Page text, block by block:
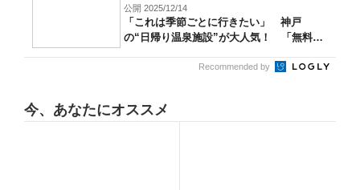
公開 2025/12/14
「これは季節ごとに行きたい」 神戸
の“日帰り温泉施設”が大人気！ 「無料送
Recommended by
今、あなたにオススメ